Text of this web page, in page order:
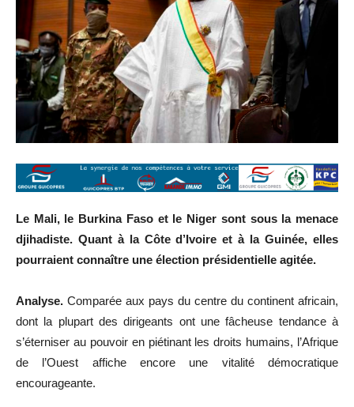
Le Mali, le Burkina Faso et le Niger sont sous la menace
djihadiste. Quant à la Côte d’Ivoire et à la Guinée, elles
pourraient connaître une élection présidentielle agitée.
Analyse. Comparée aux pays du centre du continent africain,
dont la plupart des dirigeants ont une fâcheuse tendance à
s’éterniser au pouvoir en piétinant les droits humains, l’Afrique
de l’Ouest affiche encore une vitalité démocratique
encourageante.